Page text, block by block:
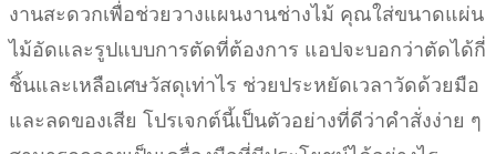
งานสะดวกเพื่อช่วยวางแผนงานช่างไม้ คุณใส่ขนาดแผ่น
ไม้อัดและรูปแบบการตัดที่ต้องการ แอปจะบอกว่าตัดได้กี่
ชิ้นและเหลือเศษวัสดุเท่าไร ช่วยประหยัดเวลาวัดด้วยมือ
และลดของเสีย โปรเจกต์นี้เป็นตัวอย่างที่ดีว่าคำสั่งง่าย ๆ